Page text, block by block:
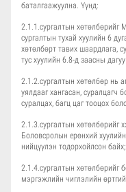
баталгаажуулна. Үүнд:
2.1.1.сургалтын хөтөлбөрийг
сургалтын тухай хуулийн 6
хөтөлбөрт тавих шаардлага,
тус хуулийн 6.8-д заасны
2.1.2.сургалтын хөтөлбөр нь
уялдааг хангасан,
суралцах, багц цаг тооцох
2.1.3.сургалтын хөтөлбөрийг
Боловсролын ерөнхий
нийцүүлэн тодорхойлсон байх;
2.1.4.сургалтын хөтөлбөрийг
мэргэжлийн чиглэлийн